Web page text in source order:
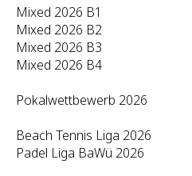
Mixed 2026 B1
Mixed 2026 B2
Mixed 2026 B3
Mixed 2026 B4
Pokalwettbewerb 2026
Beach Tennis Liga 2026
Padel Liga BaWü 2026